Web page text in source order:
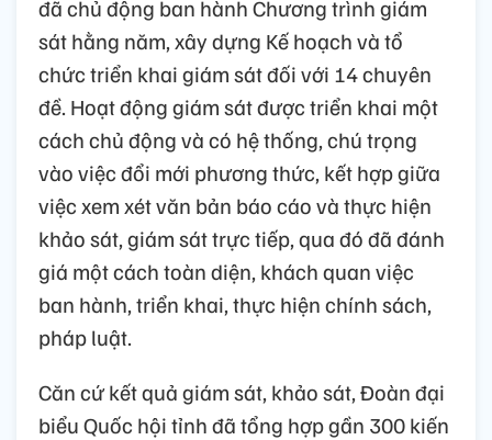
đã chủ động ban hành Chương trình giám
sát hằng năm, xây dựng Kế hoạch và tổ
chức triển khai giám sát đối với 14 chuyên
đề. Hoạt động giám sát được triển khai một
cách chủ động và có hệ thống, chú trọng
vào việc đổi mới phương thức, kết hợp giữa
việc xem xét văn bản báo cáo và thực hiện
khảo sát, giám sát trực tiếp, qua đó đã đánh
giá một cách toàn diện, khách quan việc
ban hành, triển khai, thực hiện chính sách,
pháp luật.
Căn cứ kết quả giám sát, khảo sát, Đoàn đại
biểu Quốc hội tỉnh đã tổng hợp gần 300 kiến